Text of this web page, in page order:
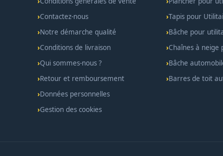
Contactez-nous
Notre démarche qualité
Conditions de livraison
Qui sommes-nous ?
Retour et remboursement
Données personnelles
Gestion des cookies
Tapis pour
Bâche pour
Chaînes à neige
Bâche
Barres de toit